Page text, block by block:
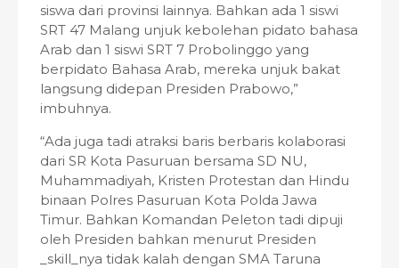
siswa dari provinsi lainnya. Bahkan ada 1 siswi
SRT 47 Malang unjuk kebolehan pidato bahasa
Arab dan 1 siswi SRT 7 Probolinggo yang
berpidato Bahasa Arab, mereka unjuk bakat
langsung didepan Presiden Prabowo,”
imbuhnya.
“Ada juga tadi atraksi baris berbaris kolaborasi
dari SR Kota Pasuruan bersama SD NU,
Muhammadiyah, Kristen Protestan dan Hindu
binaan Polres Pasuruan Kota Polda Jawa
Timur. Bahkan Komandan Peleton tadi dipuji
oleh Presiden bahkan menurut Presiden
_skill_nya tidak kalah dengan SMA Taruna